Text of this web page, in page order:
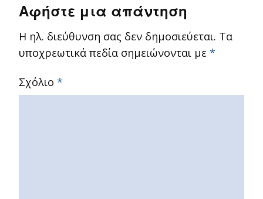
Αφήστε μια απάντηση
Η ηλ. διεύθυνση σας δεν δημοσιεύεται. Τα
υποχρεωτικά πεδία σημειώνονται με *
Σχόλιο *